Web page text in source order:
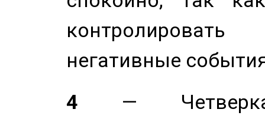
негативные
4 — Четверка